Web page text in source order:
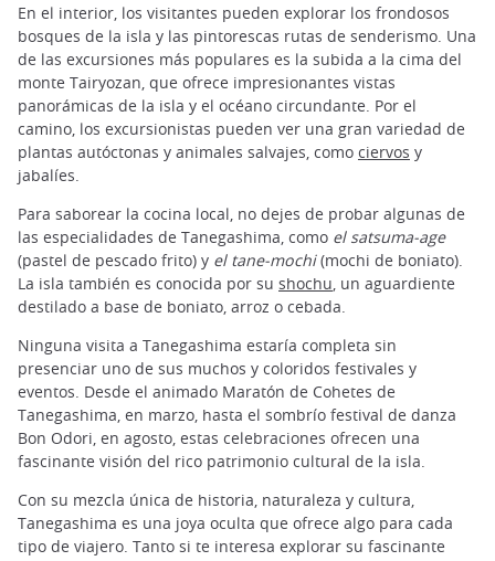
En el interior, los visitantes pueden explorar los frondosos
bosques de la isla y las pintorescas rutas de senderismo. Una
de las excursiones más populares es la subida a la cima del
monte Tairyozan, que ofrece impresionantes vistas
panorámicas de la isla y el océano circundante. Por el
camino, los excursionistas pueden ver una gran variedad de
plantas autóctonas y animales salvajes, como ciervos y
jabalíes.
Para saborear la cocina local, no dejes de probar algunas de
las especialidades de Tanegashima, como el satsuma-age
(pastel de pescado frito) y el tane-mochi(mochi de boniato).
La isla también es conocida por su shochu , un aguardiente
destilado a base de boniato, arroz o cebada.
Ninguna visita a Tanegashima estaría completa sin
presenciar uno de sus muchos y coloridos festivales y
eventos. Desde el animado Maratón de Cohetes de
Tanegashima, en marzo, hasta el sombrío festival de danza
Bon Odori, en agosto, estas celebraciones ofrecen una
fascinante visión del rico patrimonio cultural de la isla.
Con su mezcla única de historia, naturaleza y cultura,
Tanegashima es una joya oculta que ofrece algo para cada
tipo de viajero. Tanto si te interesa explorar su fascinante